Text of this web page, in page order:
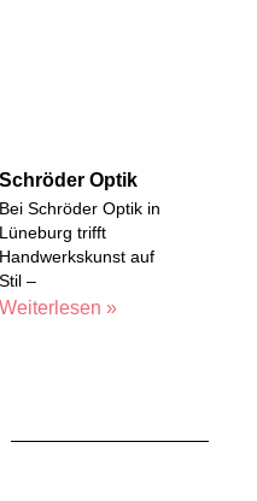
Schröder Optik
Bei Schröder Optik in
Lüneburg trifft
Handwerkskunst auf
Stil –
Weiterlesen »